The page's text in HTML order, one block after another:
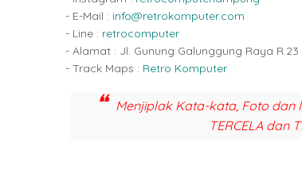
- E-Mail : info@retrokomputer.com
- Line : retrocomputer
- Alamat : Jl. Gunung Galunggung Raya
- Track Maps : Retro Komputer
Menjiplak Kata-kata, Foto dan
TERCELA dan